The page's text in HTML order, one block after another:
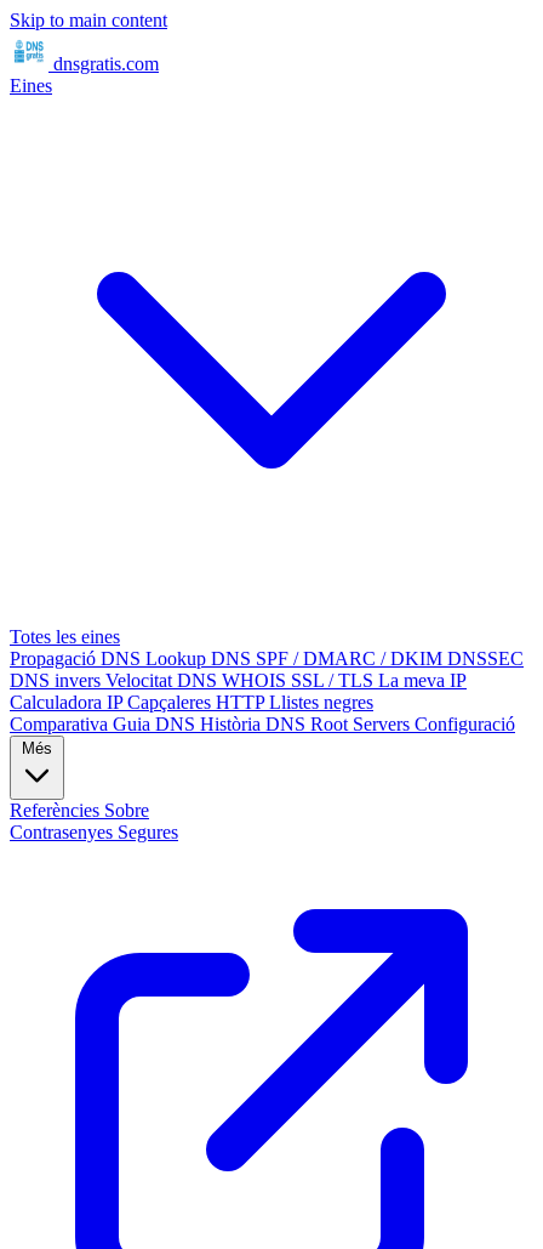
Skip to main content
dnsgratis.com
Eines
Totes les eines
Propagació DNS Lookup DNS SPF / DMARC / DKIM DNSSEC
DNS invers Velocitat DNS WHOIS SSL / TLS La meva IP
Calculadora IPCapçaleres HTTPLlistes negres
Comparativa Guia DNS Història DNS Root Servers Configuració
Referències Sobre
Contrasenyes Segures